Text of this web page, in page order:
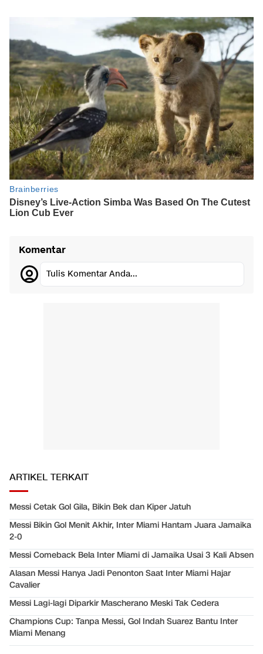
Komentar
Tulis Komentar Anda...
ARTIKEL TERKAIT
Messi Cetak Gol Gila, Bikin Bek dan Kiper Jatuh
Messi Bikin Gol Menit Akhir, Inter Miami Hantam Juara Jamaika
2-0
Messi Comeback Bela Inter Miami di Jamaika Usai 3 Kali Absen
Alasan Messi Hanya Jadi Penonton Saat Inter Miami Hajar
Cavalier
Messi Lagi-lagi Diparkir Mascherano Meski Tak Cedera
Champions Cup: Tanpa Messi, Gol Indah Suarez Bantu Inter
Miami Menang